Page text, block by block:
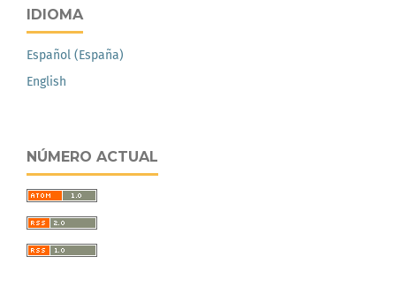
IDIOMA
Español (España)
English
NÚMERO ACTUAL